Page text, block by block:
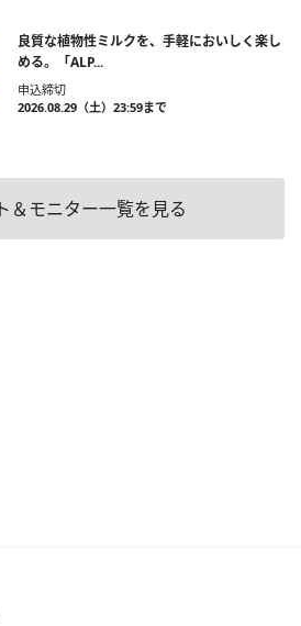
良質な植物性ミルクを、手軽においしく楽し
める。「ALP...
申込締切
2026.08.29（土）23:59まで
＆モニター一覧を見る